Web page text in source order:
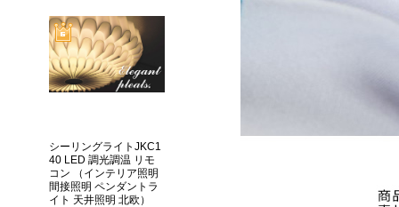
シーリングライトJKC1
40 LED 調光調温 リモ
コン （インテリア照明
間接照明 ペンダントラ
イト 天井照明 北欧）